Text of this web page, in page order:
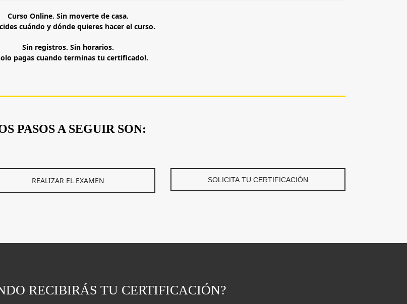
Curso Online. Sin moverte de casa.
cuándo y dónde quieres hacer el curso.
Sin registros. Sin horarios.
pagas cuando terminas tu certificado!.
PASOS A SEGUIR SON:
REALIZAR EL EXAMEN SOLICITA TU CERTIFICACIÓN
RECIBIRÁS TU CERTIFICACIÓN?